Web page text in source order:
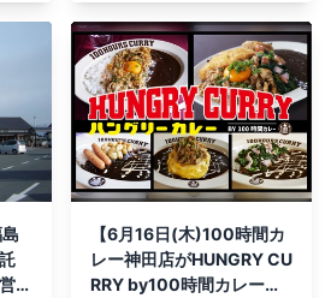
イタリアン～
託
開
【6月16日(木)100時間カ
レー神田店がHUNGRY CU
RRY by100時間カレーと